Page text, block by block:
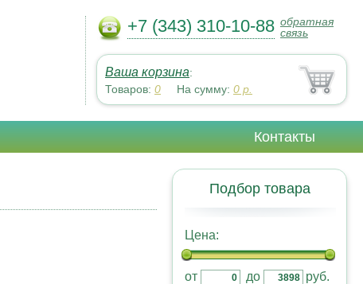
+7 (343) 310-10-88 обратная
связь
Ваша корзина:
Товаров: 0 На сумму: 0 р.
Контакты
Подбор товара
Цена:
от до
руб.